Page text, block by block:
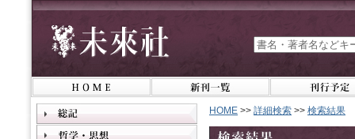
HOME >> 詳細検索 >> 検索結果